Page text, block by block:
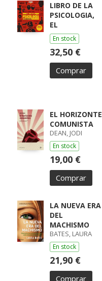
LIBRO DE LA
PSICOLOGIA,
EL
En stock
32,50 €
Comprar
EL HORIZONTE
COMUNISTA
DEAN, JODI
En stock
19,00 €
Comprar
LA NUEVA ERA
DEL
MACHISMO
BATES, LAURA
En stock
21,90 €
Comprar